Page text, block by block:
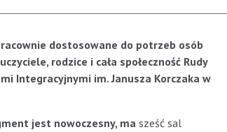
dostosowane do potrzeb osób
rodzice i cała społeczność Rudy
Integracyjnymi im. Janusza Korczaka w
jest nowoczesny, ma sześć sal